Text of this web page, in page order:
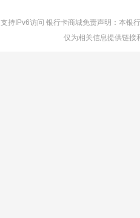
支持IPv6访问 银行卡商城免责声明：本银
仅为相关信息提供链接